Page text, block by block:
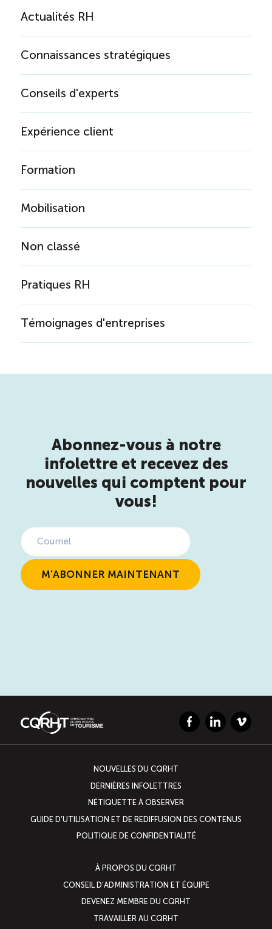
Actualités RH
Connaissances stratégiques
Conseils d'experts
Expérience client
Formation
Mobilisation
Non classé
Pratiques RH
Témoignages d'entreprises
Abonnez-vous à notre
infolettre et recevez des
nouvelles qui comptent pour
vous!
FacebookLinkedInVimeo
NOUVELLES DU CQRHT
DERNIÈRES INFOLETTRES
NÉTIQUETTE À OBSERVER
GUIDE D’UTILISATION ET DE REDIFFUSION DES CONTENUS
POLITIQUE DE CONFIDENTIALITÉ
À PROPOS DU CQRHT
CONSEIL D’ADMINISTRATION ET ÉQUIPE
DEVENEZ MEMBRE DU CQRHT
TRAVAILLER AU CQRHT